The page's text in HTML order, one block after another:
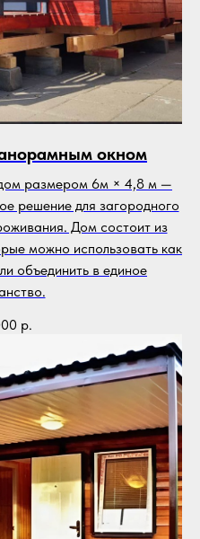
окном
размером 6м × 4,8 м —
решение для загородного
Дом состоит из
можно использовать как
объединить в единое
р.